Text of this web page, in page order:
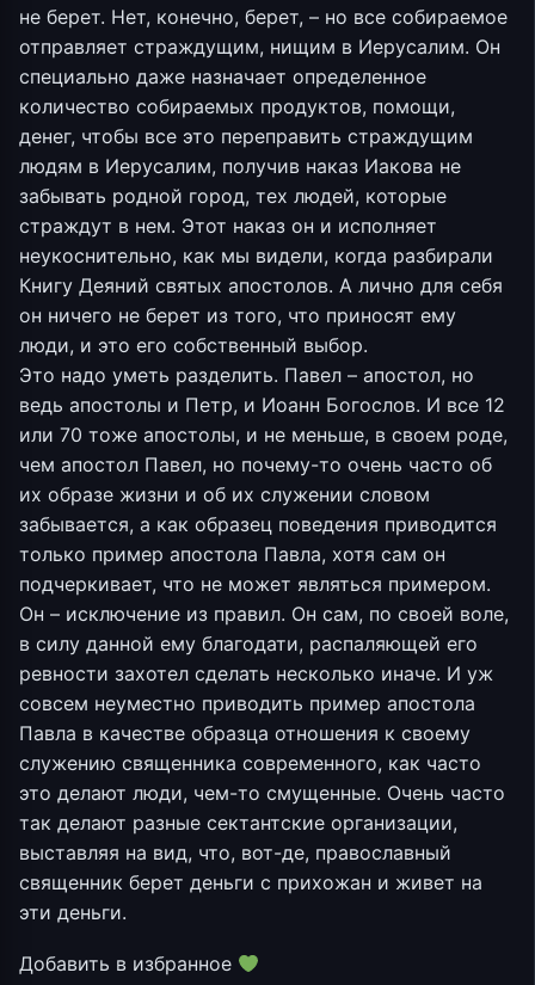
не берет. Нет, конечно, берет, – но все собираемое
отправляет страждущим, нищим в Иерусалим. Он
специально даже назначает определенное
количество собираемых продуктов, помощи,
денег, чтобы все это переправить страждущим
людям в Иерусалим, получив наказ Иакова не
забывать родной город, тех людей, которые
страждут в нем. Этот наказ он и исполняет
неукоснительно, как мы видели, когда разбирали
Книгу Деяний святых апостолов. А лично для себя
он ничего не берет из того, что приносят ему
люди, и это его собственный выбор.
Это надо уметь разделить. Павел – апостол, но
ведь апостолы и Петр, и Иоанн Богослов. И все 12
или 70 тоже апостолы, и не меньше, в своем роде,
чем апостол Павел, но почему-то очень часто об
их образе жизни и об их служении словом
забывается, а как образец поведения приводится
только пример апостола Павла, хотя сам он
подчеркивает, что не может являться примером.
Он – исключение из правил. Он сам, по своей воле,
в силу данной ему благодати, распаляющей его
ревности захотел сделать несколько иначе. И уж
совсем неуместно приводить пример апостола
Павла в качестве образца отношения к своему
служению священника современного, как часто
это делают люди, чем-то смущенные. Очень часто
так делают разные сектантские организации,
выставляя на вид, что, вот-де, православный
священник берет деньги с прихожан и живет на
эти деньги.
Добавить в избранное